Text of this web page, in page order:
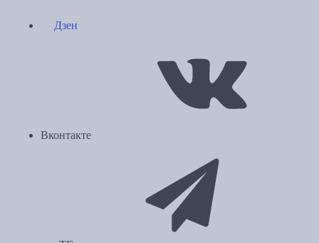
Дзен
Вконтакте